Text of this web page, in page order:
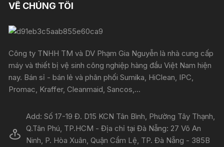
VỀ CHÚNG TÔI
Công ty TNHH TM và DV Phạm Gia Nguyễn là nhà cung cấp
máy và thiết bị vệ sinh công nghiệp hàng đầu Việt Nam hiện
nay. Bán sỉ - bán lẻ và phân phối Sumika, HiClean, IPC,
Promac, Kraffer, Cleanmaid, Sancos,...
Add: Số 17-19 Đ. D15 KCN Tân Bình, Phường Tây Thạnh,
Q.Tân Phú, TP.HCM - Địa chỉ tại Đà Nẵng: 27 Võ An
Ninh, P. Hòa Xuân, Quận Cẩm Lệ, TP. Đà Nẵng - 385B